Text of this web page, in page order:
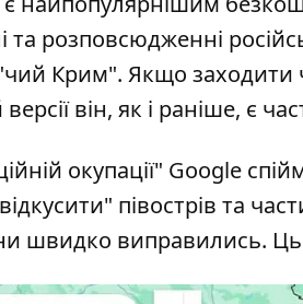
та розповсюдженні
Крим". Якщо заходити
версії він, як і раніше, є
окупації" Google
півострів та
швидко виправились.